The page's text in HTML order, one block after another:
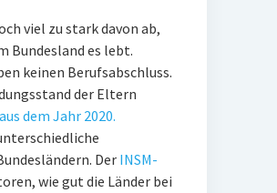
viel zu stark davon ab,
Bundesland es lebt.
keinen Berufsabschluss.
der Eltern
dem Jahr 2020.
Der INSM-
wie gut die Länder bei